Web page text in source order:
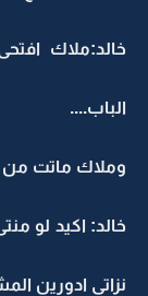
خالد:ملاك
الباب....
وملاك ماتت من
خالد: اكيد لو
نزاتى ادورين